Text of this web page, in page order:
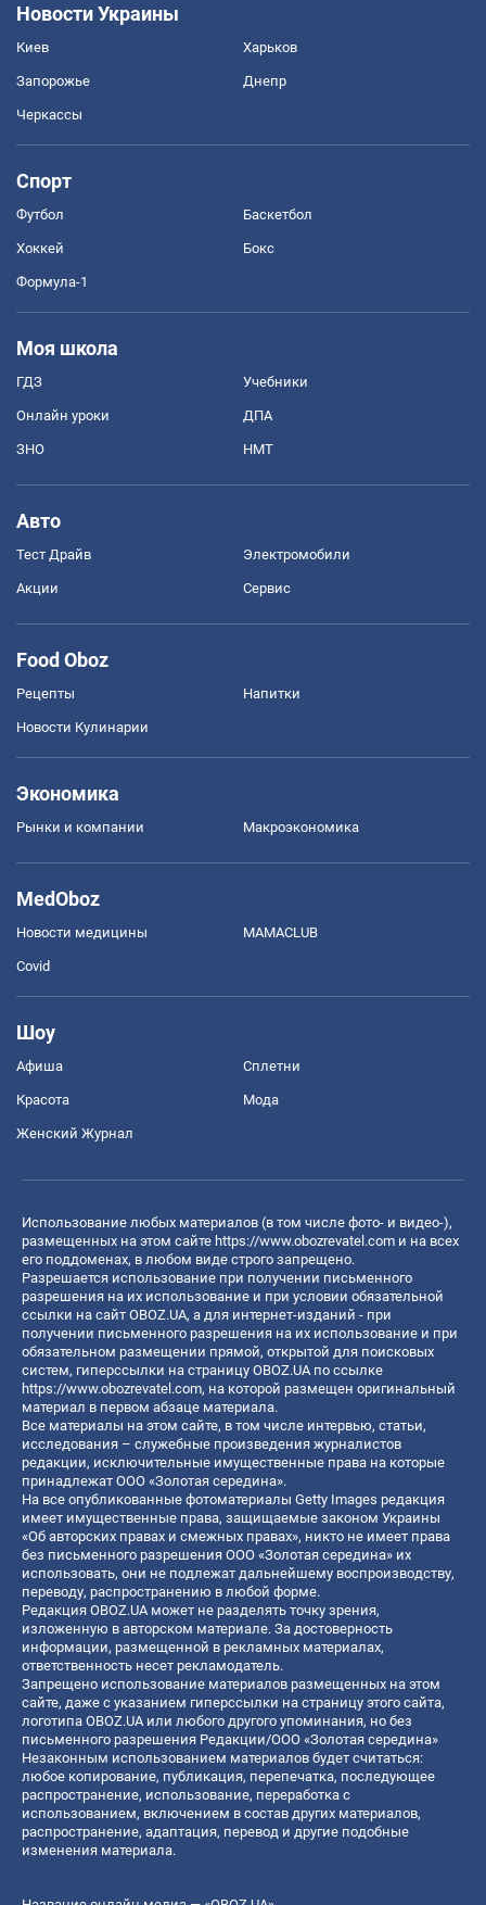
Новости Украины
Киев Харьков
Запорожье Днепр
Черкассы
Спорт
Футбол Баскетбол
Хоккей Бокс
Формула-1
Моя школа
ГДЗ Учебники
Онлайн уроки ДПА
ЗНО НМТ
Авто
Тест Драйв Электромобили
Акции Сервис
Food Oboz
Рецепты Напитки
Новости Кулинарии
Экономика
Рынки и компании Mакроэкономика
MedOboz
Новости медицины MAMACLUB
Covid
Шоу
Афиша Сплетни
Красота Мода
Женский Журнал
Использование любых материалов (в том числе фото- и видео-),
размещенных на этом сайте https://www.obozrevatel.com и на всех
его поддоменах, в любом виде строго запрещено.
Разрешается использование при получении письменного
разрешения на их использование и при условии обязательной
ссылки на сайт OBOZ.UA, а для интернет-изданий - при
получении письменного разрешения на их использование и при
обязательном размещении прямой, открытой для поисковых
систем, гиперссылки на страницу OBOZ.UA по ссылке
https://www.obozrevatel.com, на которой размещен оригинальный
материал в первом абзаце материала.
Все материалы на этом сайте, в том числе интервью, статьи,
исследования – служебные произведения журналистов
редакции, исключительные имущественные права на которые
принадлежат ООО «Золотая середина».
На все опубликованные фотоматериалы Getty Images редакция
имеет имущественные права, защищаемые законом Украины
«Об авторских правах и смежных правах», никто не имеет права
без письменного разрешения ООО «Золотая середина» их
использовать, они не подлежат дальнейшему воспроизводству,
переводу, распространению в любой форме.
Редакция OBOZ.UA может не разделять точку зрения,
изложенную в авторском материале. За достоверность
информации, размещенной в рекламных материалах,
ответственность несет рекламодатель.
Запрещено использование материалов размещенных на этом
сайте, даже с указанием гиперссылки на страницу этого сайта,
логотипа OBOZ.UA или любого другого упоминания, но без
письменного разрешения Редакции/ООО «Золотая середина»
Незаконным использованием материалов будет считаться:
любое копирование, публикация, перепечатка, последующее
распространение, использование, переработка с
использованием, включением в состав других материалов,
распространение, адаптация, перевод и другие подобные
изменения материала.